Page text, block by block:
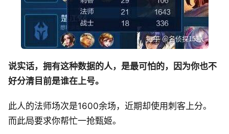
说实话，拥有这种数据的人，是最可怕的，因为你也不
好分清目前是谁在上号。
此人的法师场次是1600余场，近期却使用刺客上分。
而此局要求你帮忙一抢甄姬。